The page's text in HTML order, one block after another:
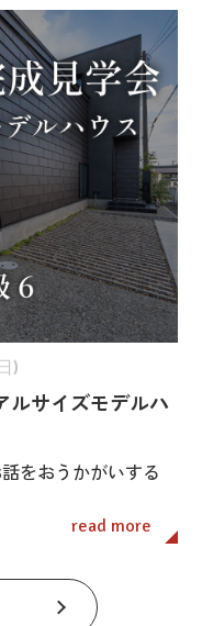
)
ルサイズモデルハ
をおうかがいする
read more